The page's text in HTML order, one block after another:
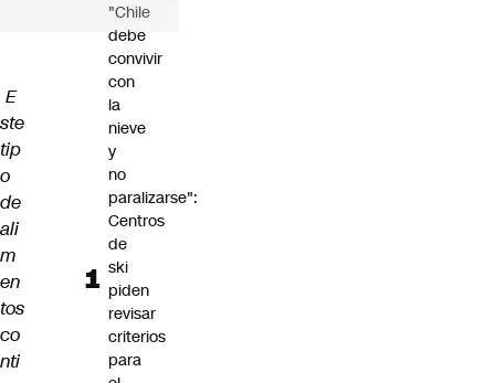
E
ste
tip
o
de
ali
m
en
tos
co
nti
"Chile
debe
convivir
con
la
nieve
y
no
paralizarse":
Centros
de
ski
piden
revisar
criterios
para